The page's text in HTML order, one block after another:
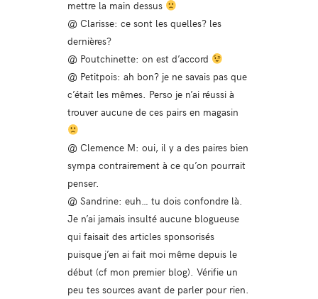
mettre la main dessus
@ Clarisse: ce sont les quelles? les
dernières?
@ Poutchinette: on est d’accord
@ Petitpois: ah bon? je ne savais pas que
c’était les mêmes. Perso je n’ai réussi à
trouver aucune de ces pairs en magasin
@ Clemence M: oui, il y a des paires bien
sympa contrairement à ce qu’on pourrait
penser.
@ Sandrine: euh… tu dois confondre là.
Je n’ai jamais insulté aucune blogueuse
qui faisait des articles sponsorisés
puisque j’en ai fait moi même depuis le
début (cf mon premier blog). Vérifie un
peu tes sources avant de parler pour rien.